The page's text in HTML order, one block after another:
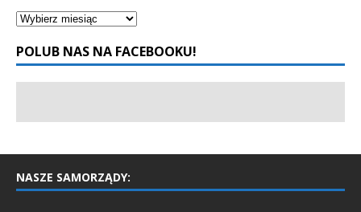
POLUB NAS NA FACEBOOKU!
NASZE SAMORZĄDY: